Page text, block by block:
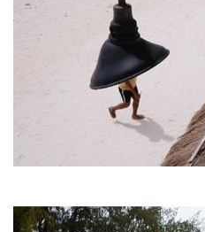
Imagen